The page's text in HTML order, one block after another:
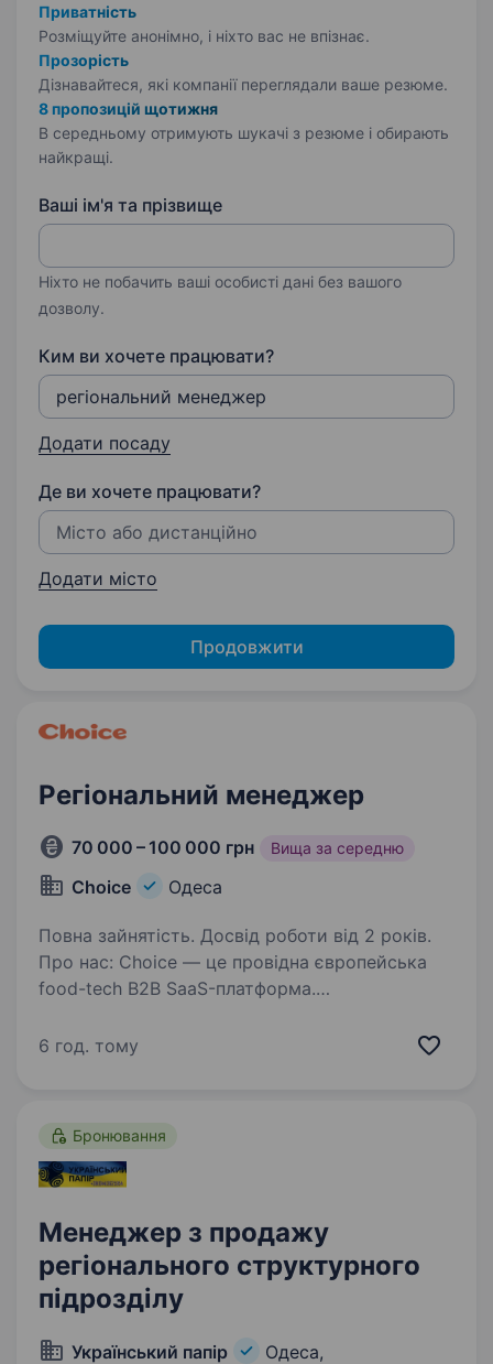
Приватність
Розміщуйте анонімно, і ніхто вас не впізнає.
Прозорість
Дізнавайтеся, які компанії переглядали ваше резюме.
8 пропозицій щотижня
В середньому отримують шукачі з резюме і обирають
найкращі.
Ваші ім'я та прізвище
Ніхто не побачить ваші особисті дані без вашого
дозволу.
Ким ви хочете працювати?
Додати посаду
Де ви хочете працювати?
Додати місто
Продовжити
Регіональний менеджер
70 000 – 100 000 грн Вища за середню
Choice Одеса
Повна зайнятість. Досвід роботи від 2 років.
Про нас: Choice — це провідна європейська
food-tech B2B SaaS-платформа.
у 20 країнах збільшувати прибутки завдяки
6 год. тому
Бронювання
Менеджер з продажу
регіонального структурного
підрозділу
Український папір
Одеса,